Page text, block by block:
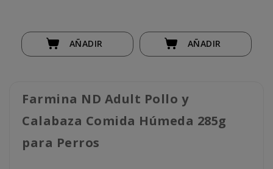
AÑADIR AÑADIR
Farmina ND Adult Pollo y
Calabaza Comida Húmeda 285g
para Perros